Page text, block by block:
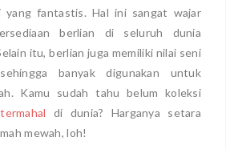
yang fantastis. Hal ini sangat wajar
berlian di seluruh dunia
itu, berlian juga memiliki nilai seni
banyak digunakan untuk
Kamu sudah tahu belum koleksi
di dunia? Harganya setara
mewah, loh!